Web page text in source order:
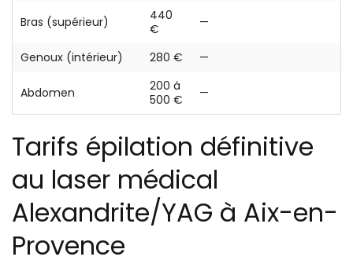
Bras (supérieur)
440
€
—
Genoux (intérieur) 280 € —
Abdomen
200 à
500 €
—
Tarifs épilation définitive
au laser médical
Alexandrite/YAG à Aix-en-
Provence